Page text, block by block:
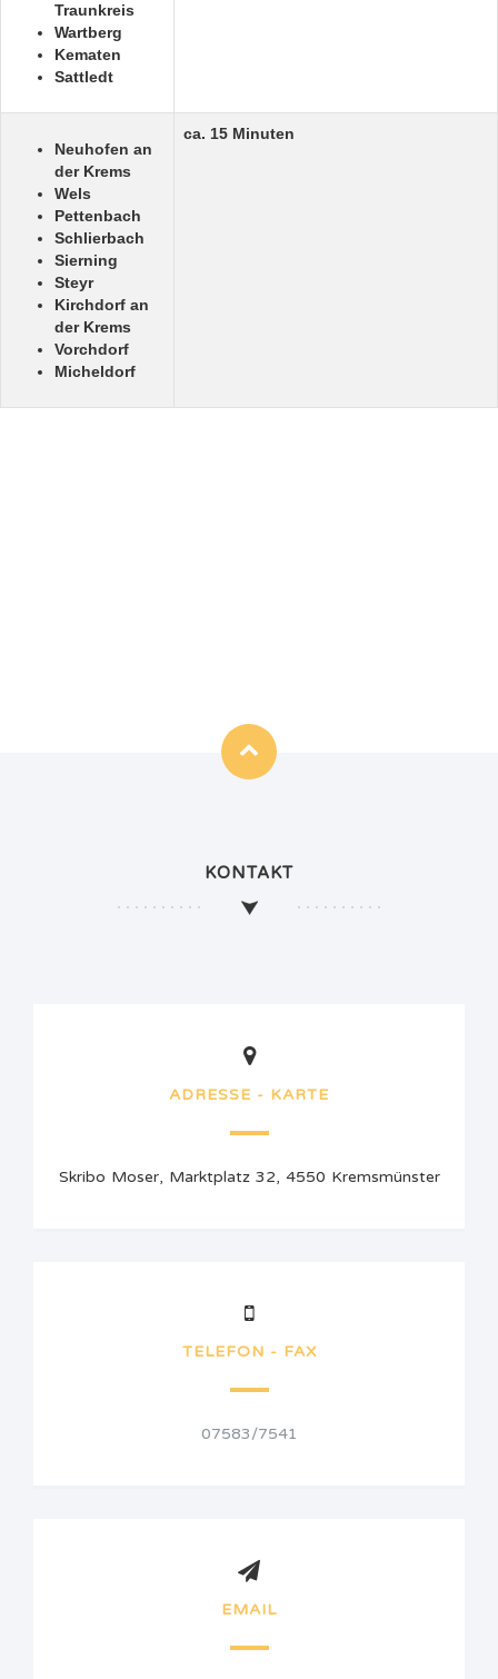
Traunkreis
Wartberg
Kematen
Sattledt
Neuhofen an
der Krems
Wels
Pettenbach
Schlierbach
Sierning
Steyr
Kirchdorf an
der Krems
Vorchdorf
Micheldorf
ca. 15 Minuten
KONTAKT
ADRESSE - KARTE
Skribo Moser, Marktplatz 32, 4550 Kremsmünster
TELEFON - FAX
07583/7541
EMAIL